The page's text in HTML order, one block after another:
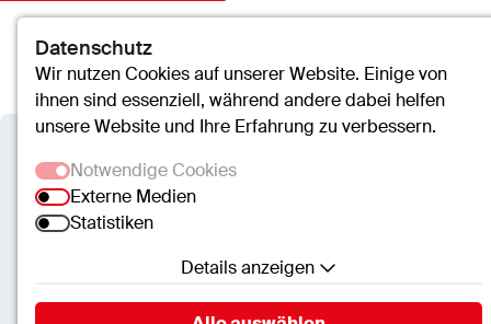
Kontakt Suche Menü
Orthopädie (Belegabteilung)
Verbundkrankenhaus
Bernkastel/Wittlich
Datenschutz
Wir nutzen Cookies auf unserer Website. Einige von
ihnen sind essenziell, während andere dabei helfen
unsere Website und Ihre Erfahrung zu verbessern.
Notwendige Cookies
Externe Medien
Statistiken
Details anzeigen
Notwendige Cookies